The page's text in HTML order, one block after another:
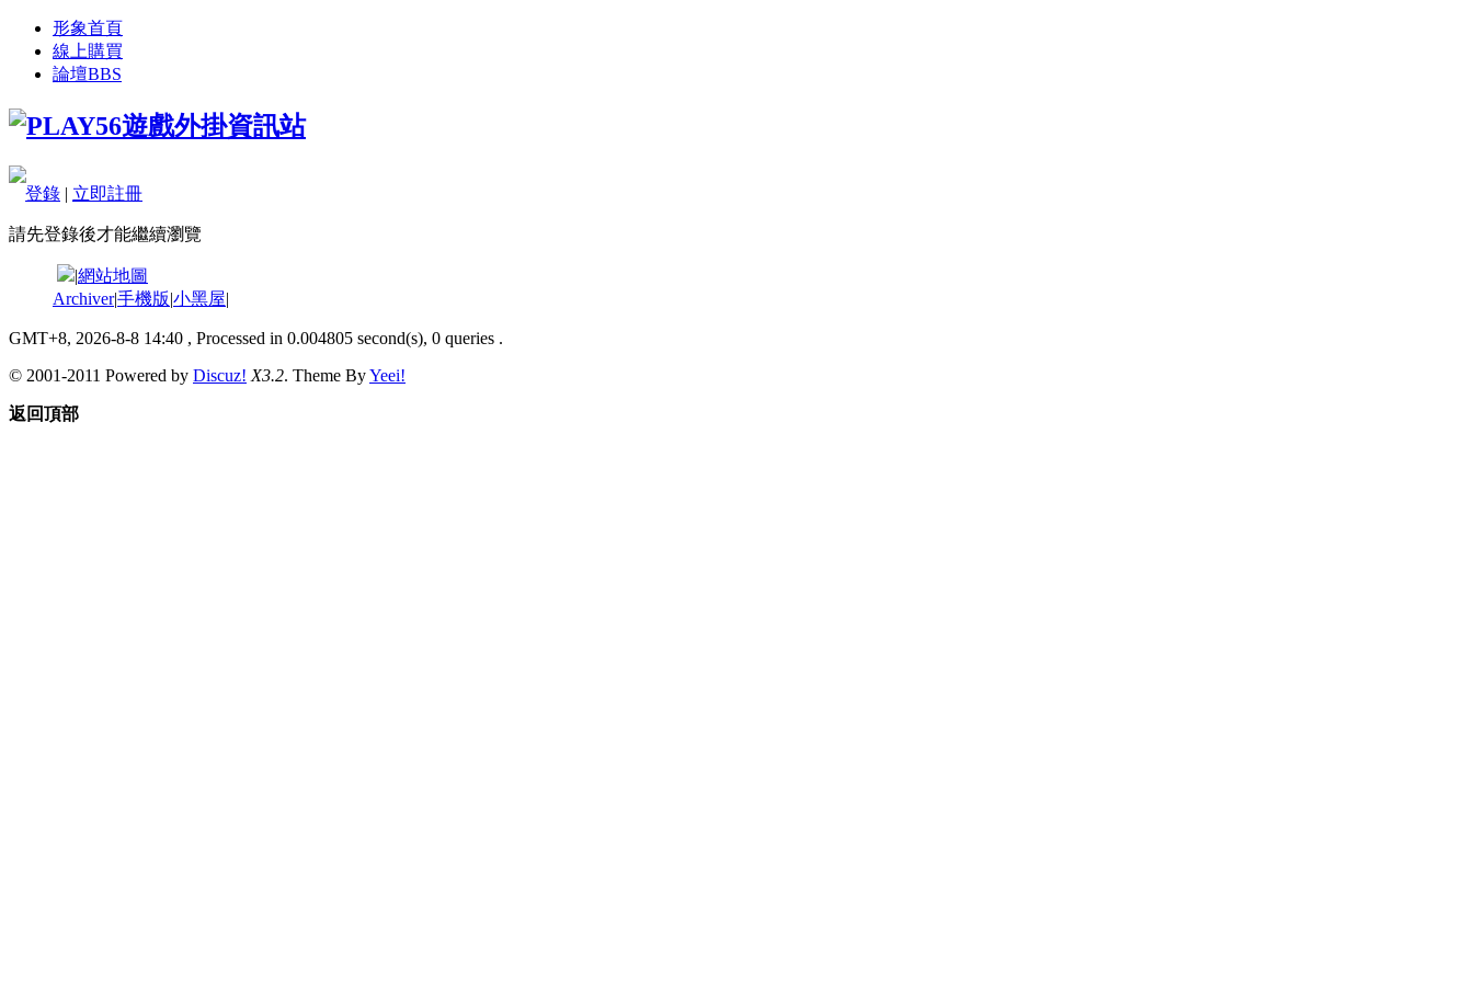
形象首頁
線上購買
論壇BBS
登錄 | 立即註冊
請先登錄後才能繼續瀏覽
|網站地圖
Archiver|手機版|小黑屋|
GMT+8, 2026-8-8 14:40 , Processed in 0.004805 second(s), 0 queries .
© 2001-2011 Powered by Discuz! X3.2. Theme ByYeei!
返回頂部